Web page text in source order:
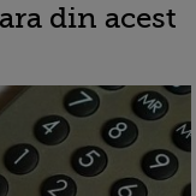
din acest